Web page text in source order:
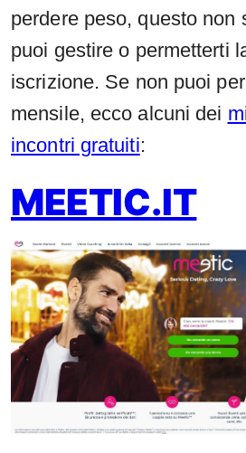
perdere peso, questo non
puoi gestire o permetterti
iscrizione. Se non puoi
mensile, ecco alcuni dei
incontri gratuiti:
MEETIC.IT